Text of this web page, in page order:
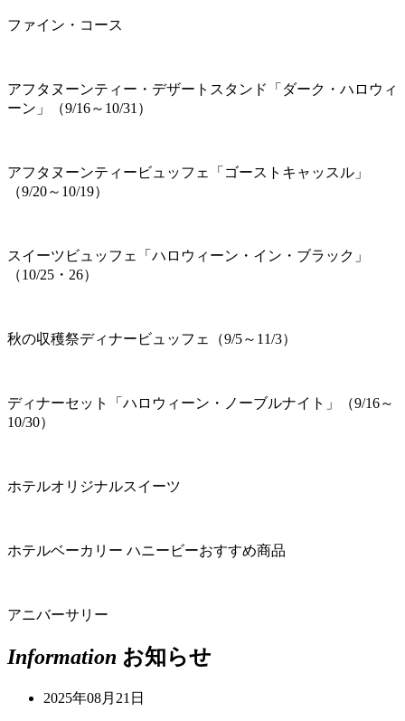
ファイン・コース
アフタヌーンティー・デザートスタンド「ダーク・ハロウィ
ーン」（9/16～10/31）
アフタヌーンティービュッフェ「ゴーストキャッスル」
（9/20～10/19）
スイーツビュッフェ「ハロウィーン・イン・ブラック」
（10/25・26）
秋の収穫祭ディナービュッフェ（9/5～11/3）
ディナーセット「ハロウィーン・ノーブルナイト」（9/16～
10/30）
ホテルオリジナルスイーツ
ホテルベーカリー ハニービーおすすめ商品
アニバーサリー
Information お知らせ
2025年08月21日